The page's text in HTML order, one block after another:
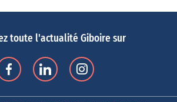
toute l'actualité Giboire sur